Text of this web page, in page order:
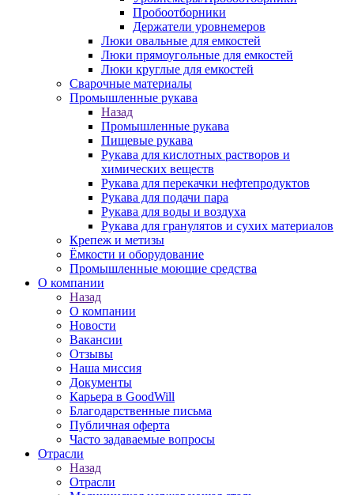
Пробоотборники
Держатели уровнемеров
Люки овальные для емкостей
Люки прямоугольные для емкостей
Люки круглые для емкостей
Сварочные материалы
Промышленные рукава
Назад
Промышленные рукава
Пищевые рукава
Рукава для кислотных растворов и
химических веществ
Рукава для перекачки нефтепродуктов
Рукава для подачи пара
Рукава для воды и воздуха
Рукава для гранулятов и сухих материалов
Крепеж и метизы
Ёмкости и оборудование
Промышленные моющие средства
О компании
Назад
О компании
Новости
Вакансии
Отзывы
Наша миссия
Документы
Карьера в GoodWill
Благодарственные письма
Публичная оферта
Часто задаваемые вопросы
Отрасли
Назад
Отрасли